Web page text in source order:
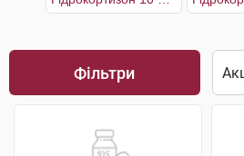
Фільтри